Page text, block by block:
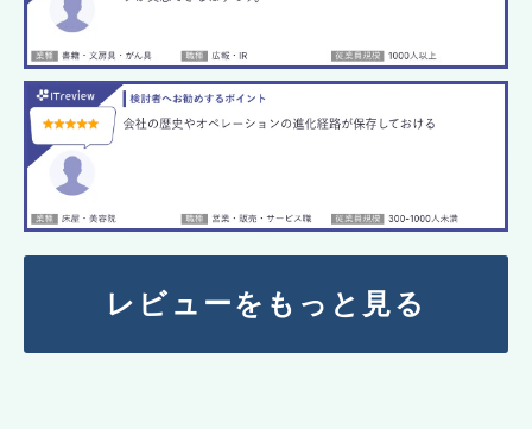
レビューをもっと見る